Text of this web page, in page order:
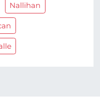
Nallihan